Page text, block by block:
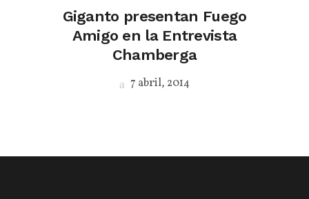
Giganto presentan Fuego
Amigo en la Entrevista
Chamberga
7 abril, 2014